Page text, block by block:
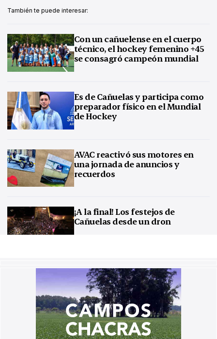
También te puede interesar:
Con un cañuelense en el cuerpo
técnico, el hockey femenino +45
se consagró campeón mundial
Es de Cañuelas y participa como
preparador físico en el Mundial
de Hockey
AVAC reactivó sus motores en
una jornada de anuncios y
recuerdos
¡A la final! Los festejos de
Cañuelas desde un dron